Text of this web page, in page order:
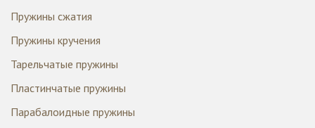
Пружины сжатия
Пружины кручения
Тарельчатые пружины
Пластинчатые пружины
Парабалоидные пружины